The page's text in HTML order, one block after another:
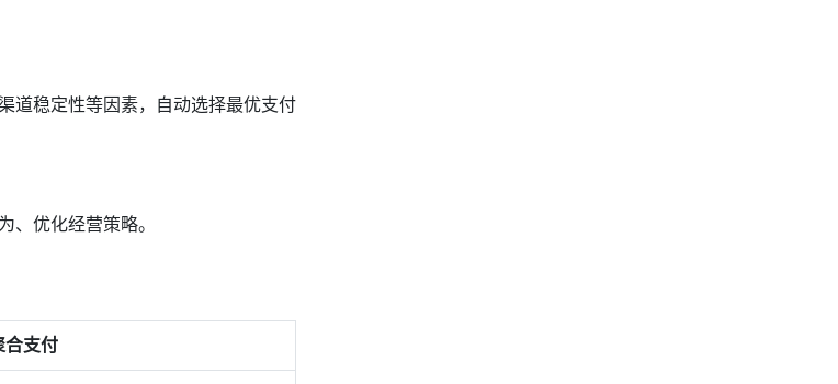
道稳定性等因素，自动选择最优支付
、优化经营策略。
合支付